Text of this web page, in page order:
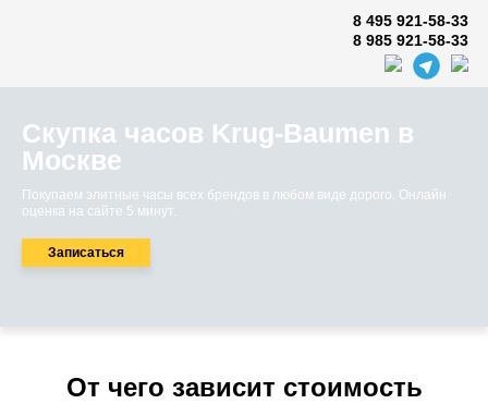
8 495 921-58-33
8 985 921-58-33
Скупка часов Krug-Baumen в
Москве
Покупаем элитные часы всех брендов в любом виде дорого. Онлайн
оценка на сайте 5 минут.
Записаться
От чего зависит стоимость